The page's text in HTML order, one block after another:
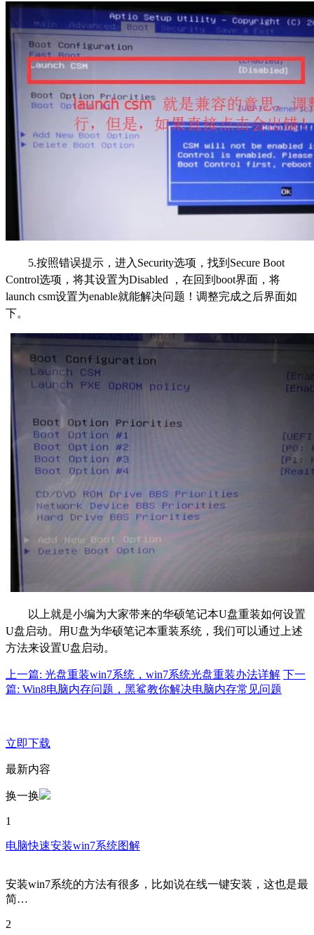
5.按照错误提示，进入Security选项，找到Secure Boot
Control选项，将其设置为Disabled ，在回到boot界面，将
launch csm设置为enable就能解决问题！调整完成之后界面如
下。
以上就是小编为大家带来的华硕笔记本U盘重装如何设置
U盘启动。用U盘为华硕笔记本重装系统，我们可以通过上述
方法来设置U盘启动。
上一篇: 光盘重装win7系统，win7系统光盘重装办法详解 下一
篇: Win8电脑内存问题，黑鲨教你解决电脑内存常见问题
立即下载
最新内容
换一换
1
电脑快速安装win7系统图解
安装win7系统的方法有很多，比如说在线一键安装，这也是最
简…
2